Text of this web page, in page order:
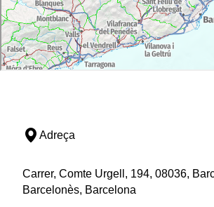
Adreça
Carrer, Comte Urgell, 194, 08036,
Barcelonès, Barcelona